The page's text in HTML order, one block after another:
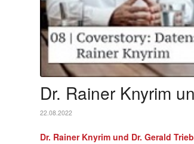
Dr. Rainer Knyrim
22.08.2022
Dr. Rainer Knyrim und Dr. Gerald